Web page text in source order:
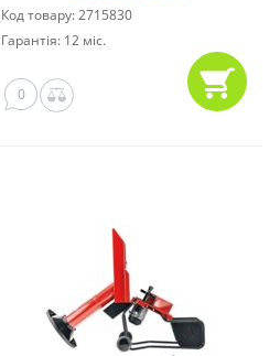
Код товару: 2715830
Гарантія: 12 міс.
0